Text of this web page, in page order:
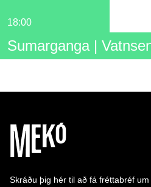
18:00
Sumarganga |
Skráðu þig hér til að fá fréttabréf